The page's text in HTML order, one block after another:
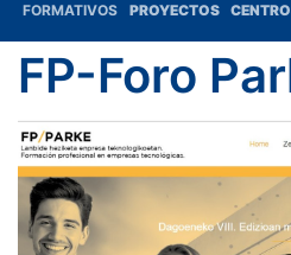
FORMATIVOS
PROYECTOS
FP-Foro